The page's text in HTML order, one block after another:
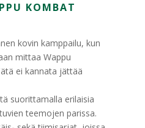
KOMBAT
kovin kamppailu, kun
mittaa Wappu
ei kannata jättää
suorittamalla erilaisia
teemojen parissa.